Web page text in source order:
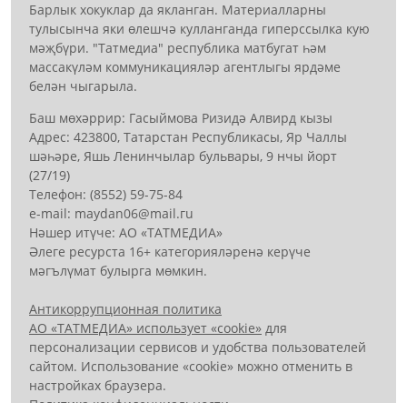
Барлык хокуклар да якланган. Материалларны
тулысынча яки өлешчә кулланганда гиперссылка кую
мәҗбүри. "Татмедиа" республика матбугат һәм
массакүләм коммуникацияләр агентлыгы ярдәме
белән чыгарыла.
Баш мөхәррир: Гасыймова Ризидә Алвирд кызы
Адрес: 423800, Татарстан Республикасы, Яр Чаллы
шәһәре, Яшь Ленинчылар бульвары, 9 нчы йорт
(27/19)
Телефон: (8552) 59-75-84
е-mail: mауdаn06@mail.гu
Нәшер итүче: АО «ТАТМЕДИА»
Әлеге ресурста 16+ категорияләренә керүче
мәгълүмат булырга мөмкин.
Антикоррупционная политика
АО «ТАТМЕДИА» использует «cookie» для
персонализации сервисов и удобства пользователей
сайтом. Использование «cookie» можно отменить в
настройках браузера.